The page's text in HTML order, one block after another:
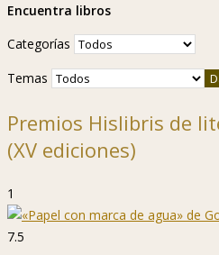
Encuentra libros
Categorías
Temas
Premios Hislibris de
(XV ediciones)
1
7.5